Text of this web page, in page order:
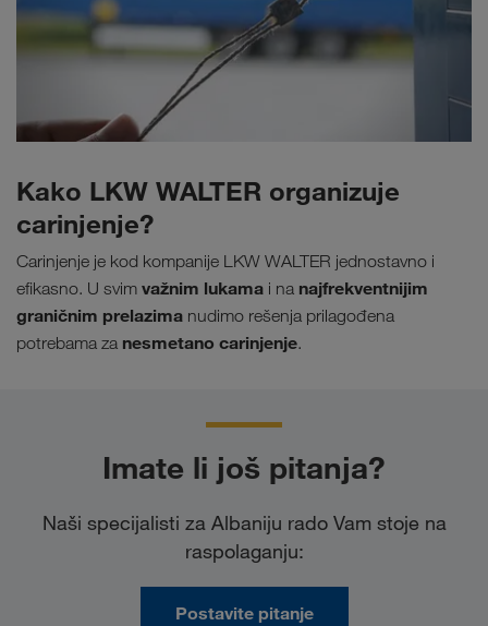
Kako LKW WALTER organizuje
carinjenje?
Carinjenje je kod kompanije LKW WALTER jednostavno i
efikasno. U svim važnim lukama i na najfrekventnijim
graničnim prelazima nudimo rešenja prilagođena
potrebama za nesmetano carinjenje.
Imate li još pitanja?
Naši specijalisti za Albaniju rado Vam stoje na
raspolaganju:
Postavite pitanje